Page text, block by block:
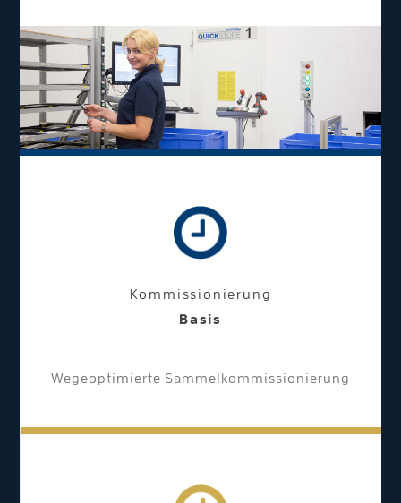
Kommissionierung
Basis
Wegeoptimierte Sammelkommissionierung